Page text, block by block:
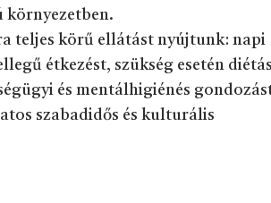
környezetben.
teljes körű ellátást nyújtunk: napi
étkezést, szükség esetén
és mentálhigiénés
szabadidős és kulturális